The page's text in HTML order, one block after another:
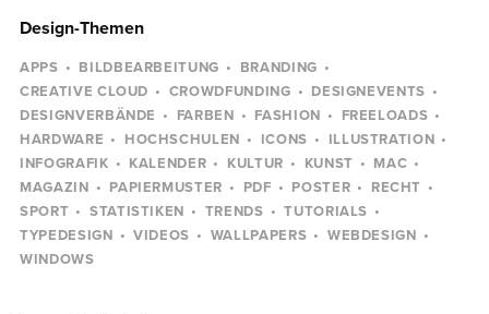
Design-Themen
APPS BILDBEARBEITUNG
BRANDING
CREATIVE CLOUD
CROWDFUNDING
DESIGNEVENTS
DESIGNVERBÄNDE
FARBEN FASHION
FREELOADS
HARDWARE
HOCHSCHULEN ICONS
ILLUSTRATION
INFOGRAFIK
KALENDER KULTUR KUNST
MAC
MAGAZIN
PAPIERMUSTER PDF POSTER
RECHT
SPORT
STATISTIKEN TRENDS
TUTORIALS
TYPEDESIGN
VIDEOS WALLPAPERS
WEBDESIGN
WINDOWS